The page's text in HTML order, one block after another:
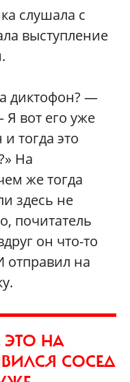
слушала с
выступление
диктофон? —
Я вот его уже
тогда это
На
же тогда
здесь не
почитатель
он что-то
отправил на
ЭТО НА
СОСЕД